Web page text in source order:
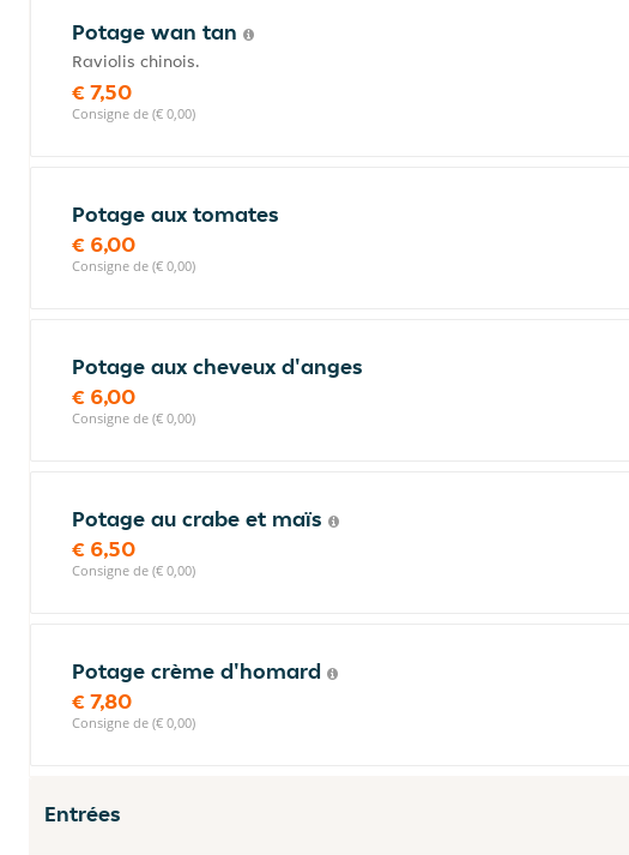
Potage wan tan
Raviolis chinois.
€ 7,50
Consigne de (€ 0,00)
Potage aux tomates
€ 6,00
Consigne de (€ 0,00)
Potage aux cheveux d'anges
€ 6,00
Consigne de (€ 0,00)
Potage au crabe et maïs
€ 6,50
Consigne de (€ 0,00)
Potage crème d'homard
€ 7,80
Consigne de (€ 0,00)
Entrées